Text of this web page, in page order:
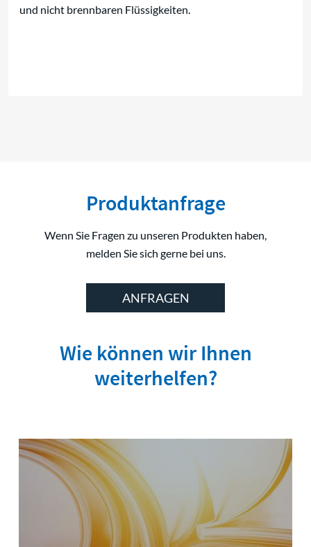
und nicht brennbaren Flüssigkeiten.
Produktanfrage
Wenn Sie Fragen zu unseren Produkten haben,
melden Sie sich gerne bei uns.
ANFRAGEN
Wie können wir Ihnen
weiterhelfen?